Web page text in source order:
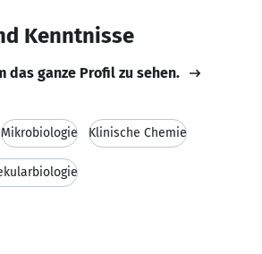
Kenntnisse
das ganze Profil zu sehen.
Mikrobiologie Klinische Chemie